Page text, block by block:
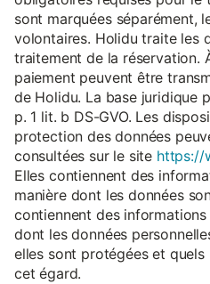
sont marquées séparément,
volontaires. Holidu traite les
traitement de la réservation.
paiement peuvent être
de Holidu. La base juridique
p. 1 lit. b DS-GVO. Les
protection des données
consultées sur le site https://
Elles contiennent des
manière dont les données
contiennent des
dont les données
elles sont protégées et
cet égard.